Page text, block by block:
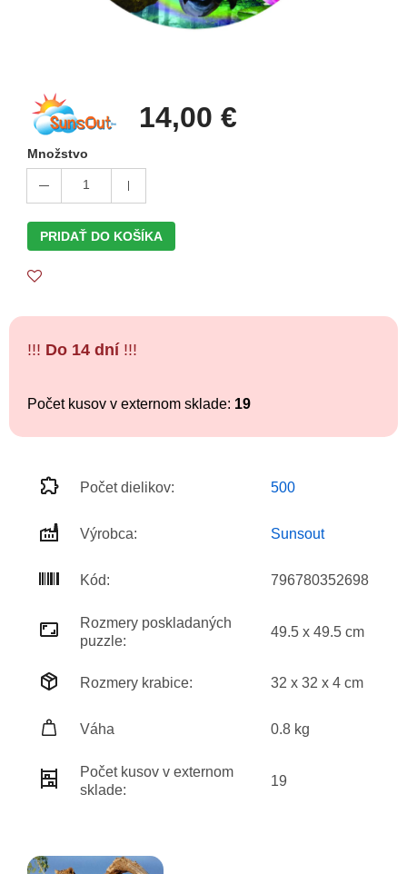
14,00 €
Množstvo
1
PRIDAŤ DO KOŠÍKA
!!! Do 14 dní!!!
Počet kusov v externom sklade: 19
Počet dielikov: 500
Výrobca: Sunsout
Kód: 796780352698
Rozmery poskladaných
puzzle:
49.5 x 49.5 cm
Rozmery krabice: 32 x 32 x 4 cm
Váha 0.8 kg
Počet kusov v externom
sklade:
19